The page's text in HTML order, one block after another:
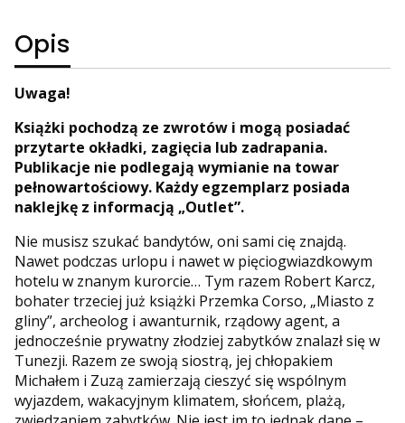
Opis
Uwaga!
Książki pochodzą ze zwrotów i mogą posiadać
przytarte okładki, zagięcia lub zadrapania.
Publikacje nie podlegają wymianie na towar
pełnowartościowy. Każdy egzemplarz posiada
naklejkę z informacją „Outlet”.
Nie musisz szukać bandytów, oni sami cię znajdą.
Nawet podczas urlopu i nawet w pięciogwiazdkowym
hotelu w znanym kurorcie… Tym razem Robert Karcz,
bohater trzeciej już książki Przemka Corso, „Miasto z
gliny”, archeolog i awanturnik, rządowy agent, a
jednocześnie prywatny złodziej zabytków znalazł się w
Tunezji. Razem ze swoją siostrą, jej chłopakiem
Michałem i Zuzą zamierzają cieszyć się wspólnym
wyjazdem, wakacyjnym klimatem, słońcem, plażą,